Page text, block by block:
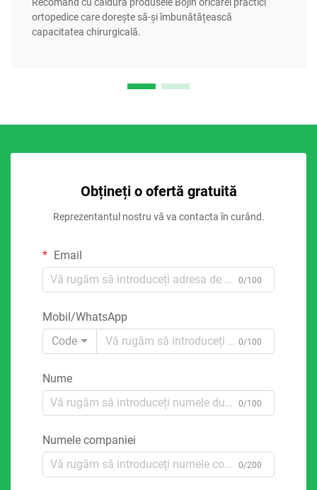
ortopedice care dorește să-și îmbunătățească
capacitatea chirurgicală.
Obțineți o ofertă gratuită
Reprezentantul nostru vă va contacta în curând.
Email
0/100
Mobil/WhatsApp
Code
0/100
Nume
0/100
Numele companiei
0/200